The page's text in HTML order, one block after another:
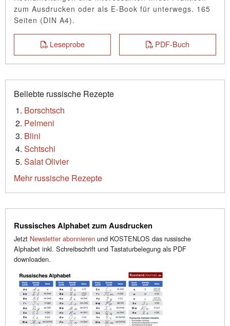
zum Ausdrucken oder als E-Book für unterwegs. 165
Seiten (DIN A4).
Leseprobe PDF-Buch
Beliebte russische Rezepte
Borschtsch
Pelmeni
Blini
Schtschi
Salat Olivier
Mehr russische Rezepte
Russisches Alphabet zum Ausdrucken
Jetzt Newsletter abonnieren und KOSTENLOS das russische
Alphabet inkl. Schreibschrift und Tastaturbelegung als PDF
downloaden.